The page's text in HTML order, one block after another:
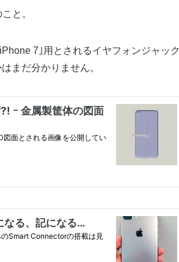
と。
7｣用とされるイヤフォンジャック
まだ分かりません。